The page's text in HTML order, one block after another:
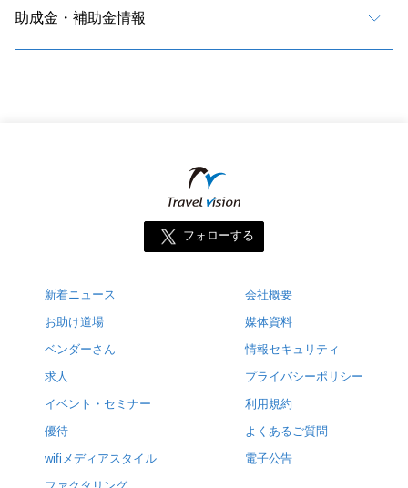
助成金・補助金情報
フォローする
新着ニュース
お助け道場
ベンダーさん
求人
イベント・セミナー
優待
wifiメディアスタイル
会社概要
媒体資料
情報セキュリティ
プライバシーポリシー
利用規約
よくあるご質問
電子公告